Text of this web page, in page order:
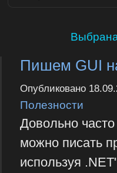
Пишем GUI
Опубликовано
Полезности
Довольно часто
можно писать
используя